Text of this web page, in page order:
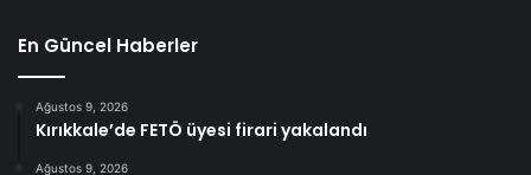
En Güncel Haberler
Ağustos 9, 2026
Kırıkkale’de FETÖ üyesi firari yakalandı
Ağustos 9, 2026